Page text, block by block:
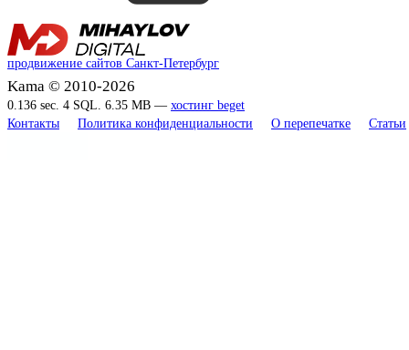
продвижение сайтов Санкт-Петербург
Kama © 2010-2026
0.136 sec. 4 SQL. 6.35 MB — хостинг beget
Контакты
Политика конфиденциальности О перепечатке Статьи